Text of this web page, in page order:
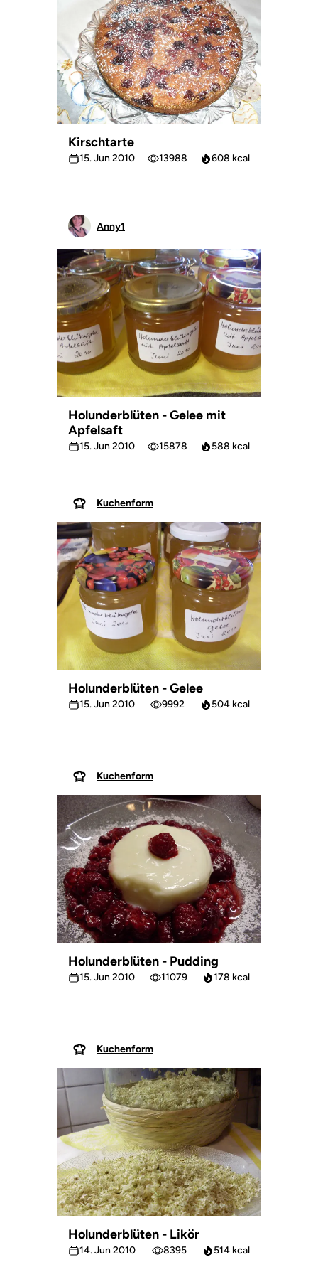
Kirschtarte
15. Jun 2010 13988 608 kcal
Anny1
Holunderblüten - Gelee mit
Apfelsaft
15. Jun 2010 15878 588 kcal
Kuchenform
Holunderblüten - Gelee
15. Jun 2010 9992 504 kcal
Kuchenform
Holunderblüten - Pudding
15. Jun 2010 11079 178 kcal
Kuchenform
Holunderblüten - Likör
14. Jun 2010 8395 514 kcal